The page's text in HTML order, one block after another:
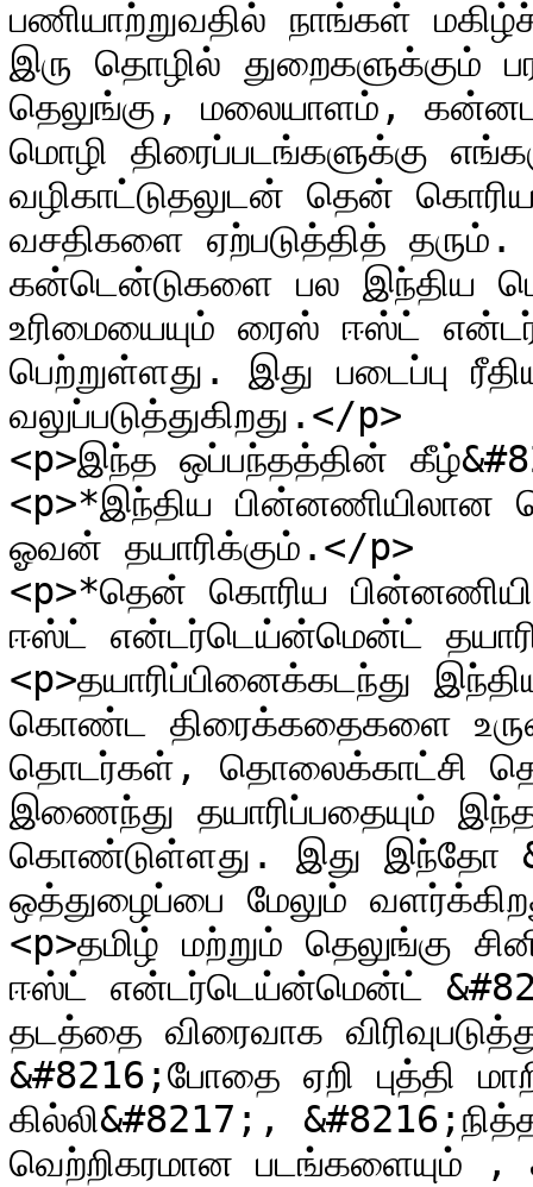
பணியாற்றுவதில் நாங்கள்
இரு தொழில் துறைகளுக்கும்
தெலுங்கு, மலையாளம்,
மொழி திரைப்படங்களுக்கு
வழிகாட்டுதலுடன் தென்
வசதிகளை ஏற்படுத்தித்
கன்டென்டுகளை பல இந்திய
உரிமையையும் ரைஸ் ஈஸ்ட்
பெற்றுள்ளது. இது படைப்பு
வலுப்படுத்துகிறது.</p>
<p>இந்த ஒப்பந்தத்தின்
<p>*இந்திய பின்னணியிலான
ஓவன் தயாரிக்கும்.</p>
<p>*தென் கொரிய
ஈஸ்ட் என்டர்டெய்ன்மென்ட்
<p>தயாரிப்பினைக்கடந்து
கொண்ட திரைக்கதைகளை
தொடர்கள், தொலைக்காட்சி
இணைந்து தயாரிப்பதையும்
கொண்டுள்ளது. இது இந்தோ
ஒத்துழைப்பை மேலும்
<p>தமிழ் மற்றும் தெலுங்கு
ஈஸ்ட் என்டர்டெய்ன்மென்ட்
தடத்தை விரைவாக
&#8216;போதை ஏறி புத்தி
கில்லி&#8217;,
வெற்றிகரமான படங்களையும் ,